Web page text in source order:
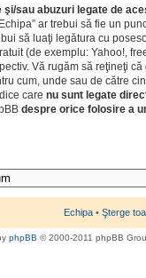
sau abuzuri legate de
ar trebui să fie un
să luaţi legătura cu
(de exemplu: Yahoo!,
Vă rugăm să reţineţi
cum, unde sau de către
care nu sunt legate
despre orice folosire a
Echipa • Şterge
phpBB © 2000-2011 phpBB